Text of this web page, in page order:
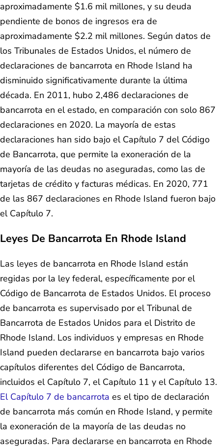
aproximadamente $1.6 mil millones, y su deuda
pendiente de bonos de ingresos era de
aproximadamente $2.2 mil millones. Según datos de
los Tribunales de Estados Unidos, el número de
declaraciones de bancarrota en Rhode Island ha
disminuido significativamente durante la última
década. En 2011, hubo 2,486 declaraciones de
bancarrota en el estado, en comparación con solo 867
declaraciones en 2020. La mayoría de estas
declaraciones han sido bajo el Capítulo 7 del Código
de Bancarrota, que permite la exoneración de la
mayoría de las deudas no aseguradas, como las de
tarjetas de crédito y facturas médicas. En 2020, 771
de las 867 declaraciones en Rhode Island fueron bajo
el Capítulo 7.
Leyes De Bancarrota En Rhode Island
Las leyes de bancarrota en Rhode Island están
regidas por la ley federal, específicamente por el
Código de Bancarrota de Estados Unidos. El proceso
de bancarrota es supervisado por el Tribunal de
Bancarrota de Estados Unidos para el Distrito de
Rhode Island. Los individuos y empresas en Rhode
Island pueden declararse en bancarrota bajo varios
capítulos diferentes del Código de Bancarrota,
incluidos el Capítulo 7, el Capítulo 11 y el Capítulo 13.
El Capítulo 7 de bancarrota es el tipo de declaración
de bancarrota más común en Rhode Island, y permite
la exoneración de la mayoría de las deudas no
aseguradas. Para declararse en bancarrota en Rhode